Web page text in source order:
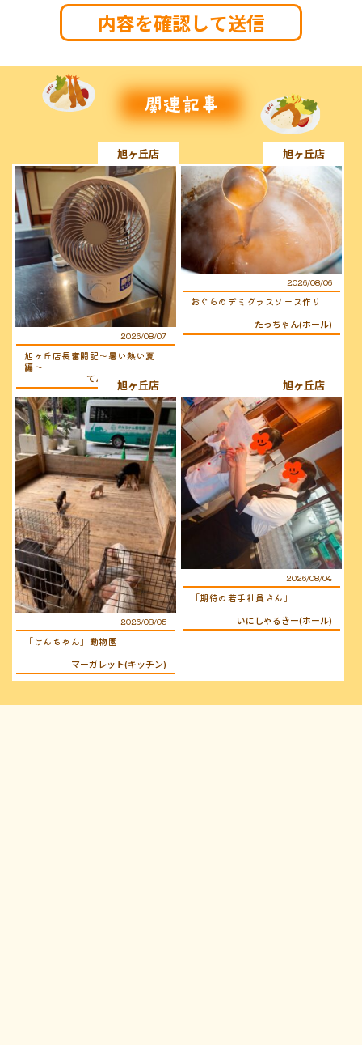
旭ヶ丘店
2026/08/07
旭ヶ丘店長奮闘記〜暑い熱い夏
編〜
てんちょ〜（店長）
旭ヶ丘店
2026/08/06
おぐらのデミグラスソース作り
たっちゃん(ホール)
旭ヶ丘店
2026/08/05
「けんちゃん」動物園
マーガレット(キッチン)
旭ヶ丘店
2026/08/04
「期待の若手社員さん」
いにしゃるきー(ホール)